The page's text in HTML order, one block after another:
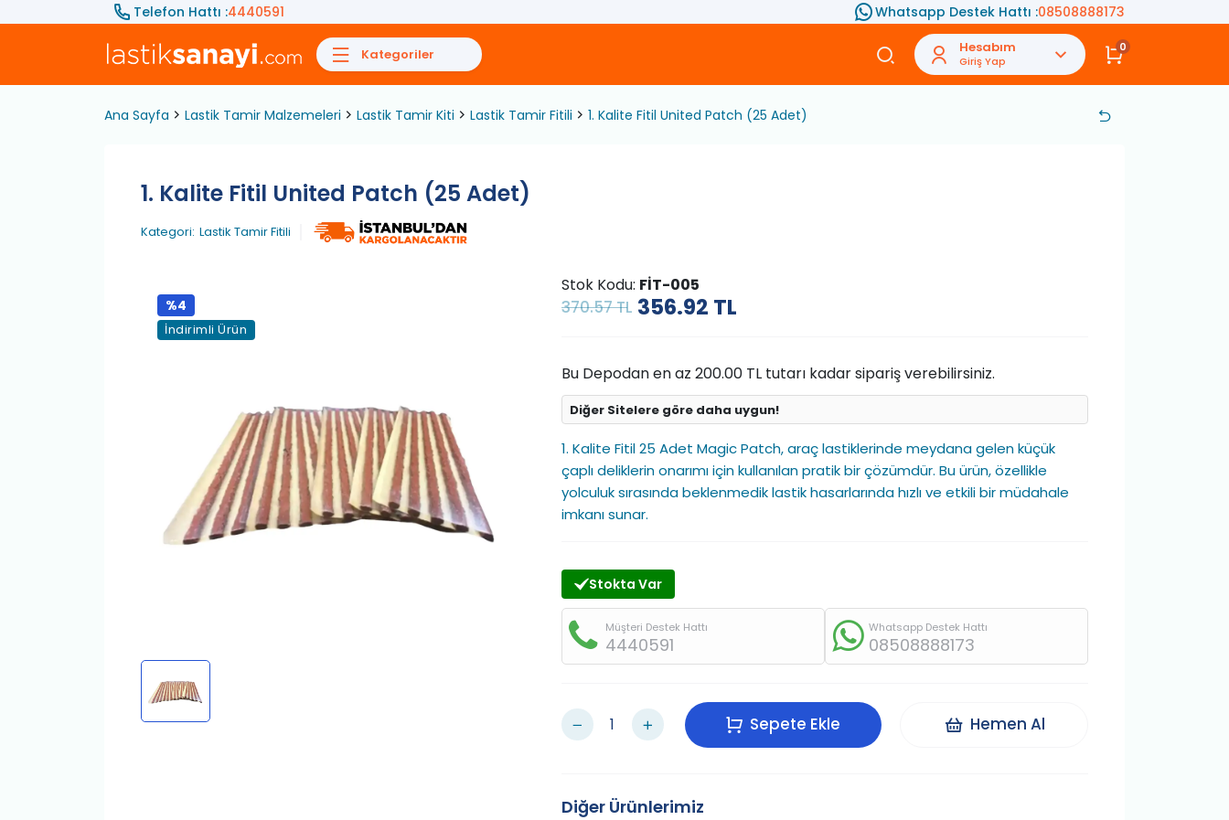
Telefon Hattı :4440591 Whatsapp Destek Hattı :08508888173
Kategoriler Hesabım
Giriş Yap
0
Ana Sayfa Lastik Tamir Malzemeleri Lastik Tamir Kiti Lastik Tamir Fitili 1. Kalite Fitil United Patch (25 Adet)
1. Kalite Fitil United Patch (25 Adet)
Kategori: Lastik Tamir Fitili
%4
İndirimli Ürün
Stok Kodu: FİT-005
370.57 TL 356.92 TL
Bu Depodan en az 200.00 TL tutarı kadar sipariş verebilirsiniz.
Diğer Sitelere göre daha uygun!
1. Kalite Fitil 25 Adet Magic Patch, araç lastiklerinde meydana gelen küçük
çaplı deliklerin onarımı için kullanılan pratik bir çözümdür. Bu ürün, özellikle
yolculuk sırasında beklenmedik lastik hasarlarında hızlı ve etkili bir müdahale
imkanı sunar.
Stokta Var
Müşteri Destek Hattı
4440591
Whatsapp Destek Hattı
08508888173
Sepete Ekle Hemen Al
Diğer Ürünlerimiz